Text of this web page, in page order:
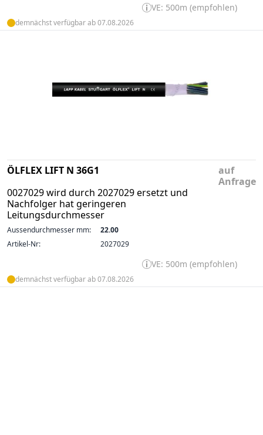
VE: 500m (empfohlen)
demnächst verfügbar ab 07.08.2026
ÖLFLEX LIFT N 36G1
0027029 wird durch 2027029 ersetzt und
Nachfolger hat geringeren
Leitungsdurchmesser
auf
Anfrage
Aussendurchmesser mm:
22.00
Artikel-Nr:
2027029
VE: 500m (empfohlen)
demnächst verfügbar ab 07.08.2026